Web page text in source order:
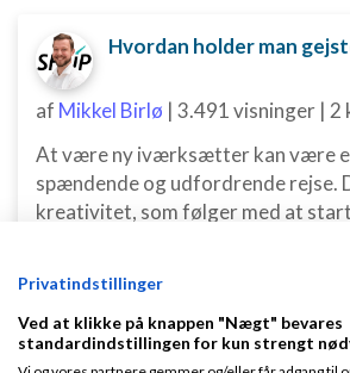
af Mikkel Birlø | 3.491 visninger | 2
At være ny iværksætter kan være
spændende og udfordrende rejse.
kreativitet, som følger med at
Privatindstillinger
Ved at klikke på knappen "Nægt" bevares
standardindstillingen for kun strengt